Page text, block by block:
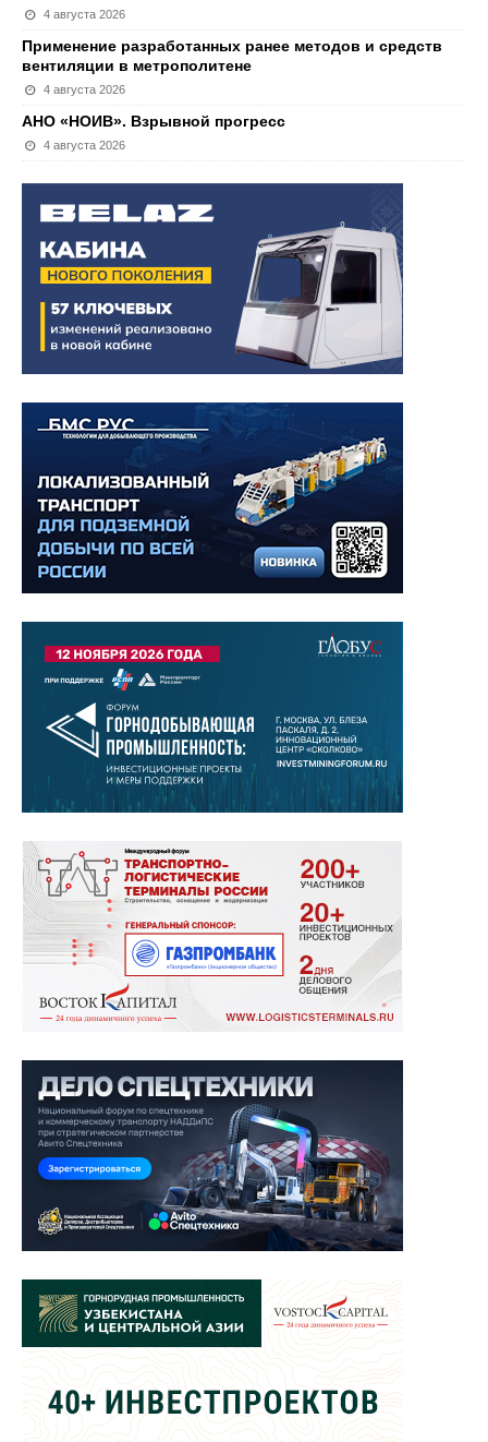
4 августа 2026
Применение разработанных ранее методов и средств
вентиляции в метрополитене
4 августа 2026
АНО «НОИВ». Взрывной прогресс
4 августа 2026